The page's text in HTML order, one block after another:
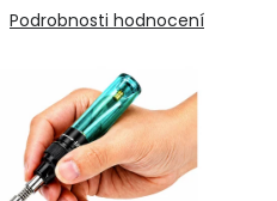
Podrobnosti hodnocení